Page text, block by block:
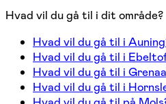
Hvad vil du gå til i dit område?
Hvad vil du gå til i
Hvad vil du gå til i
Hvad vil du gå til i
Hvad vil du gå til i